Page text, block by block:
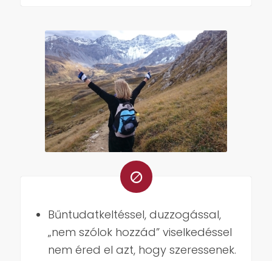
Bűntudatkeltéssel, duzzogással,
„nem szólok hozzád” viselkedéssel
nem éred el azt, hogy szeressenek.